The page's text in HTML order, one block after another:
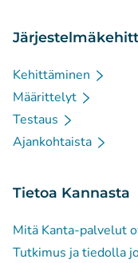
Kehittäminen
Määrittelyt
Testaus
Ajankohtaista
Tietoa Kannasta
Mitä Kanta-palvelut
Tutkimus ja tiedolla